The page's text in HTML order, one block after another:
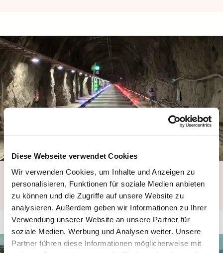
Diese Webseite verwendet Cookies
Wir verwenden Cookies, um Inhalte und Anzeigen zu
personalisieren, Funktionen für soziale Medien anbieten
zu können und die Zugriffe auf unsere Website zu
analysieren. Außerdem geben wir Informationen zu Ihrer
Verwendung unserer Website an unsere Partner für
soziale Medien, Werbung und Analysen weiter. Unsere
Partner führen diese Informationen möglicherweise mit
Harpfnerwandtunnel
Sicherheitstechnische Adaptierungen